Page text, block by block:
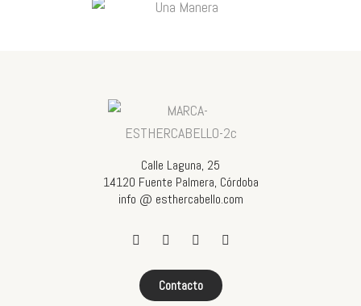
Calle Laguna, 25
14120 Fuente Palmera, Córdoba
info @ esthercabello.com
Contacto